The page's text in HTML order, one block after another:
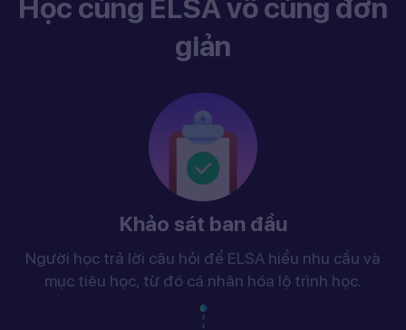
Học cùng ELSA vô cùng đơn
giản
Khảo sát ban đầu
Người học trả lời câu hỏi để ELSA hiểu nhu cầu và
mục tiêu học, từ đó cá nhân hóa lộ trình học.